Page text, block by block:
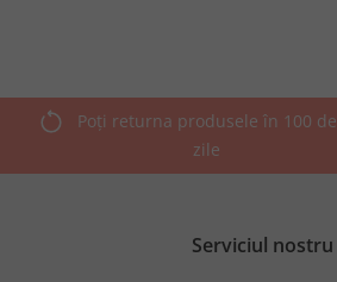
Poți returna produsele în 100 de
zile
Serviciul nostru